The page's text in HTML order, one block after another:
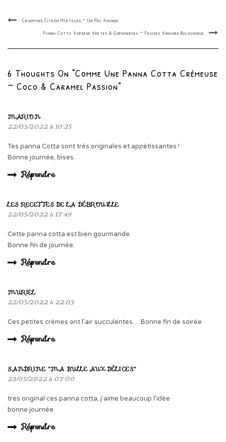
Crumffins Citron Myrtilles ~ Un Peu Amande
Panna Cotta Asperge Vertes & Gorgonzola ~ Fraises Vinaigre Balsamique
6 Thoughts On “Comme Une Panna Cotta Crémeuse
~ Coco & Caramel Passion”
MARION
22/05/2022 à 10:25
Tes panna Cotta sont très originales et appétissantes !
Bonne journée, bises.
Répondre
LES RECETTES DE LA DÉBROUILLE
22/05/2022 à 17:49
Cette panna cotta est bien gourmande.
Bonne fin de journée.
Répondre
MURIEL
22/05/2022 à 22:03
Ces petites crèmes ont l’air succulentes… Bonne fin de soirée
Répondre
SANDRINE "MA BULLE AUX DÉLICES"
23/05/2022 à 07:00
tres original ces panna cotta, j’aime beaucoup l’idée
bonne journée
Répondre